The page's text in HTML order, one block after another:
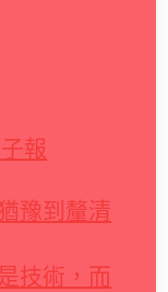
報
豫到釐清
技術，而